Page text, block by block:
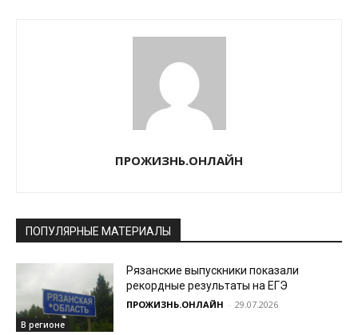
ПРОЖИЗНЬ.ОНЛАЙН
ПОПУЛЯРНЫЕ МАТЕРИАЛЫ
В регионе
Рязанские выпускники показали
рекордные результаты на ЕГЭ
ПРОЖИЗНЬ.ОНЛАЙН - 29.07.2026